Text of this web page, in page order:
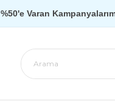
%50'e Varan